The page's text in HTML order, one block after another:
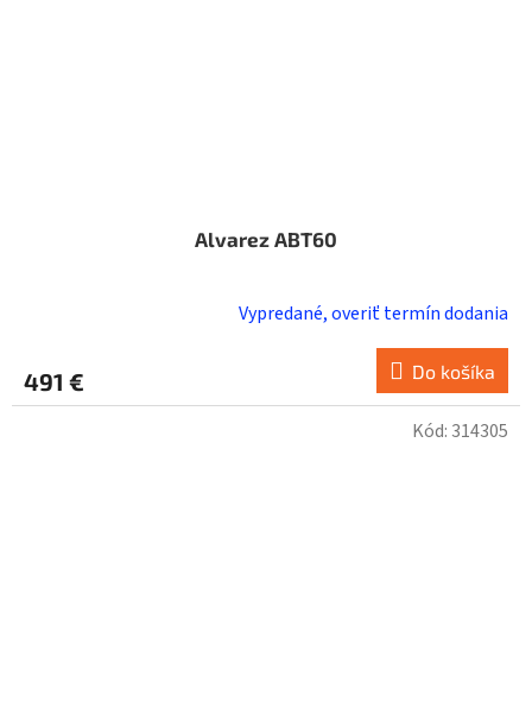
Alvarez ABT60
Vypredané, overiť termín dodania
491 € Do košíka
Kód: 314305